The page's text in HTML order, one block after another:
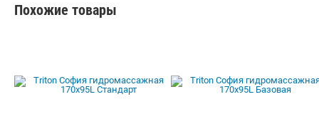
Похожие товары